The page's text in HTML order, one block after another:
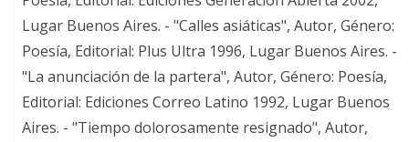
Lugar Buenos Aires. - "Calles asiáticas", Autor, Género:
Poesía, Editorial: Plus Ultra 1996, Lugar Buenos Aires. -
"La anunciación de la partera", Autor, Género: Poesía,
Editorial: Ediciones Correo Latino 1992, Lugar Buenos
Aires. - "Tiempo dolorosamente resignado", Autor,